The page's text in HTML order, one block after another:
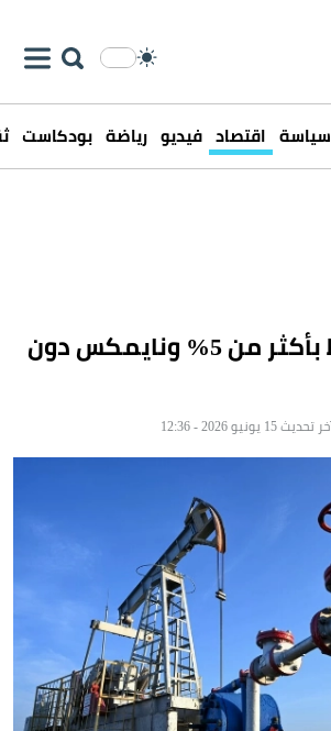
سياسة اقتصاد فيديو رياضة بودكاست
انخفاض النفط بأكثر من 5% ونايمكس دون